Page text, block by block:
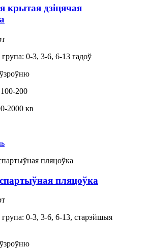
крытая дзіцячая
група: 0-3, 3-6, 6-13 гадоў
200
2000 кв
пляцоўка
група: 0-3, 3-6, 6-13, старэйшыя